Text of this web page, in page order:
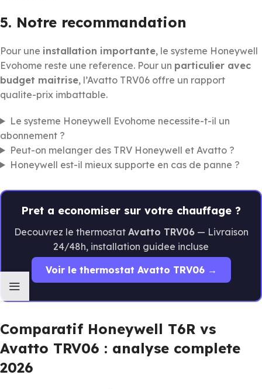
5. Notre recommandation
Pour une installation importante, le systeme Honeywell
Evohome reste une reference. Pour un particulier avec
budget maitrise, l’Avatto TRV06 offre un rapport
qualite-prix imbattable.
Le systeme Honeywell Evohome necessite-t-il un
abonnement ?
Peut-on melanger des TRV Honeywell et Avatto ?
Honeywell est-il mieux supporte en cas de panne ?
Pret a economiser sur votre chauffage ?
Decouvrez le thermostat Avatto TRV06— Livraison
24/48h, installation guidee incluse
Voir le thermostat Avatto TRV06 →
Comparatif Honeywell T6R vs
Avatto TRV06 : analyse complete
2026